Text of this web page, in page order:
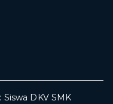
DKV SMK